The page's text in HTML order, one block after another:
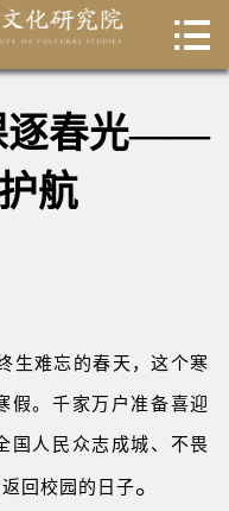
 首页
新闻动态
书院课程
联系我们

逐春光——
航
生难忘的春天，这个寒
假。千家万户准备喜迎
国人民众志成城、不畏
回校园的日子。